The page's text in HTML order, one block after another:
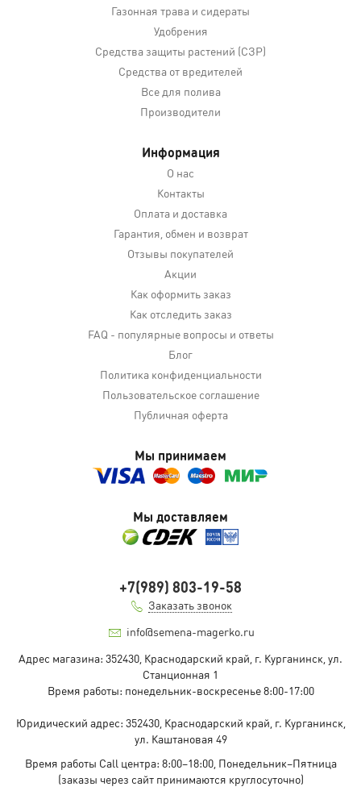
Газонная трава и сидераты
Удобрения
Средства защиты растений (СЗР)
Средства от вредителей
Все для полива
Производители
Информация
О нас
Контакты
Оплата и доставка
Гарантия, обмен и возврат
Отзывы покупателей
Акции
Как оформить заказ
Как отследить заказ
FAQ - популярные вопросы и ответы
Блог
Политика конфиденциальности
Пользовательское соглашение
Публичная оферта
Мы принимаем
Мы доставляем
+7(989) 803-19-58
Заказать звонок
info@semena-magerko.ru
Адрес магазина: 352430, Краснодарский край, г. Курганинск, ул.
Станционная 1
Время работы: понедельник-воскресенье 8:00-17:00
Юридический адрес: 352430, Краснодарский край, г. Курганинск,
ул. Каштановая 49
Время работы Call центра: 8:00–18:00, Понедельник–Пятница
(заказы через сайт принимаются круглосуточно)